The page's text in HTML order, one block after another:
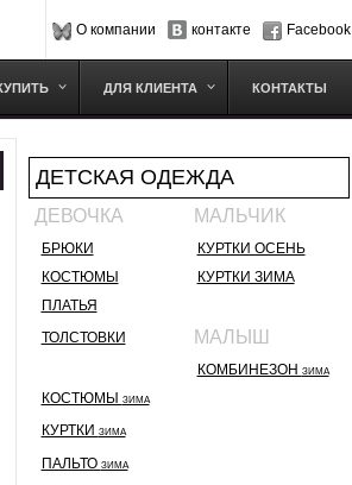
О компании контакте Facebook
ДЛЯ КЛИЕНТА КОНТАКТЫ
ДЕТСКАЯ ОДЕЖДА
ДЕВОЧКА МАЛЬЧИК
БРЮКИ
КУРТКИ ОСЕНЬ
КОСТЮМЫ
КУРТКИ ЗИМА
ПЛАТЬЯ
ТОЛСТОВКИ
МАЛЫШ
КОМБИНЕЗОН ЗИМА
КОСТЮМЫ ЗИМА
КУРТКИ ЗИМА
ПАЛЬТО ЗИМА